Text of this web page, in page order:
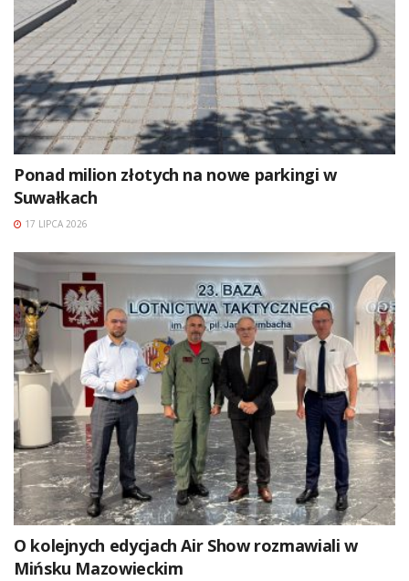
Ponad milion złotych na nowe parkingi w
Suwałkach
17 LIPCA 2026
O kolejnych edycjach Air Show rozmawiali w
Mińsku Mazowieckim